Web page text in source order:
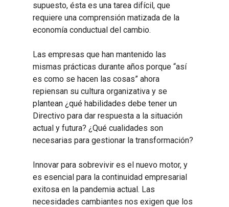
supuesto, ésta es una tarea difícil, que
requiere una comprensión matizada de la
economía conductual del cambio.
Las empresas que han mantenido las
mismas prácticas durante años porque “así
es como se hacen las cosas” ahora
repiensan su cultura organizativa y se
plantean ¿qué habilidades debe tener un
Directivo para dar respuesta a la situación
actual y futura? ¿Qué cualidades son
necesarias para gestionar la transformación?
Innovar para sobrevivir es el nuevo motor, y
es esencial para la continuidad empresarial
exitosa en la pandemia actual. Las
necesidades cambiantes nos exigen que los